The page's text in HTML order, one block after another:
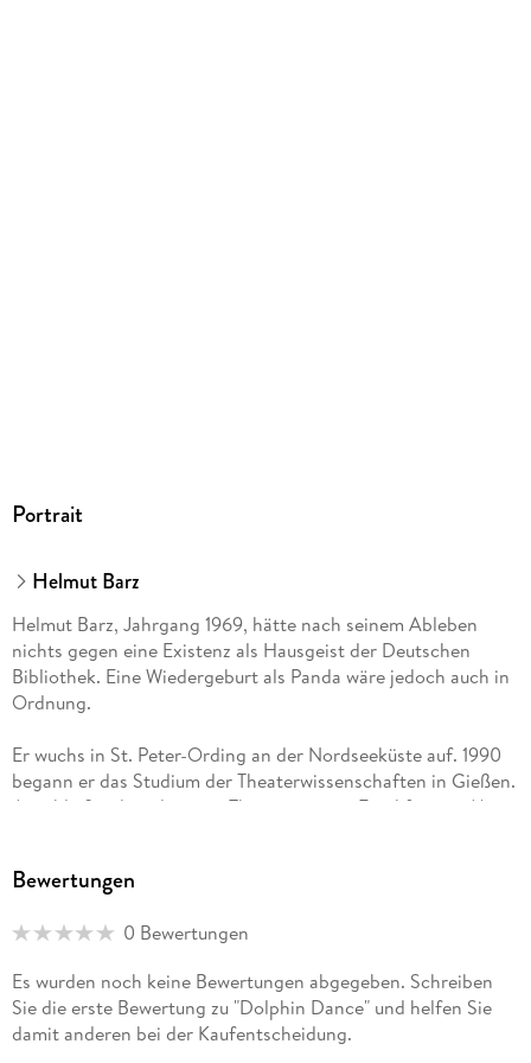
Portrait
Helmut Barz
Helmut Barz, Jahrgang 1969, hätte nach seinem Ableben
nichts gegen eine Existenz als Hausgeist der Deutschen
Bibliothek. Eine Wiedergeburt als Panda wäre jedoch auch in
Ordnung.
Er wuchs in St. Peter-Ording an der Nordseeküste auf. 1990
begann er das Studium der Theaterwissenschaften in Gießen.
Anschließend studierte er Theaterregie in Frankfurt am Main.
Übersetzer. Er inszenierte unter anderem in Kapstadt,
veröffentlicht, darunter die Reihe um die Frankfurter
Kriminalpolizistin Katharina Klein.
Bewertungen
0 Bewertungen
Es wurden noch keine Bewertungen abgegeben. Schreiben
Sie die erste Bewertung zu "Dolphin Dance" und helfen Sie
damit anderen bei der Kaufentscheidung.